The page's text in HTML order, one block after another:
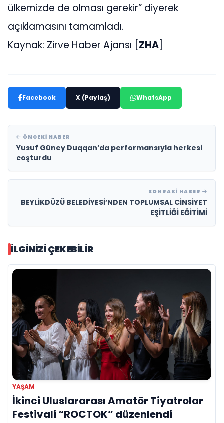
ülkemizde de olması gerekir” diyerek
açıklamasını tamamladı.
Kaynak: Zirve Haber Ajansı [ZHA]
Facebook X (Paylaş) WhatsApp
ÖNCEKI HABER
Yusuf Güney Duqqan’da performansıyla herkesi
coşturdu
SONRAKI HABER
BEYLİKDÜZÜ BELEDİYESİ’NDEN TOPLUMSAL CİNSİYET
EŞİTLİĞİ EĞİTİMİ
İLGINIZI ÇEKEBILIR
YAŞAM
İkinci Uluslararası Amatör Tiyatrolar
Festivali “ROCTOK” düzenlendi